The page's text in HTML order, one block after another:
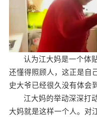
认为江大妈是一个体
还懂得照顾人，这正是自
史大爷已经很久没有体会
江大妈的举动深深打
大妈就是这样一个人。对